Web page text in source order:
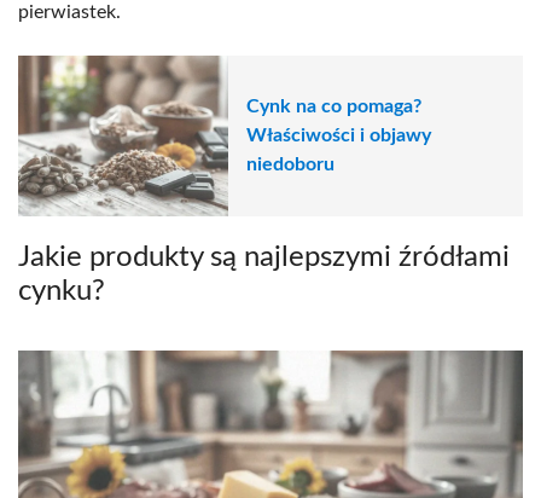
pierwiastek.
Cynk na co pomaga?
Właściwości i objawy
niedoboru
Jakie produkty są najlepszymi źródłami
cynku?